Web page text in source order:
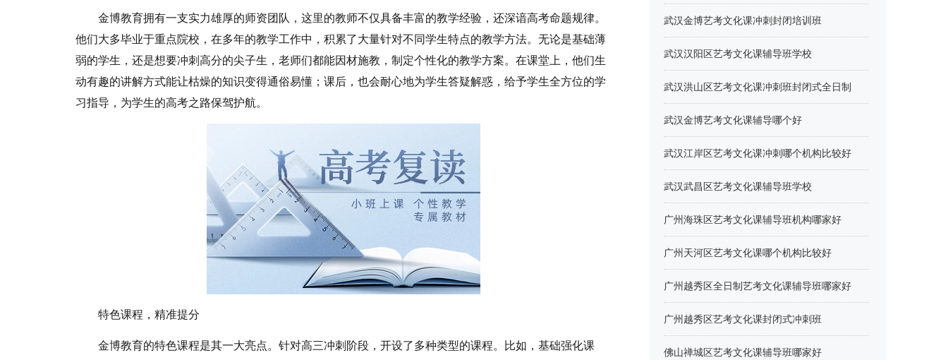
金博教育拥有一支实力雄厚的师资团队，这里的教师不仅具备丰富的教学经验，还深谙高考命题规律。
他们大多毕业于重点院校，在多年的教学工作中，积累了大量针对不同学生特点的教学方法。无论是基础薄
弱的学生，还是想要冲刺高分的尖子生，老师们都能因材施教，制定个性化的教学方案。在课堂上，他们生
动有趣的讲解方式能让枯燥的知识变得通俗易懂；课后，也会耐心地为学生答疑解惑，给予学生全方位的学
习指导，为学生的高考之路保驾护航。
特色课程，精准提分
金博教育的特色课程是其一大亮点。针对高三冲刺阶段，开设了多种类型的课程。比如，基础强化课
武汉金博艺考文化课冲刺封闭培训班
武汉汉阳区艺考文化课辅导班学校
武汉洪山区艺考文化课冲刺班封闭式全日制
武汉金博艺考文化课辅导哪个好
武汉江岸区艺考文化课冲刺哪个机构比较好
武汉武昌区艺考文化课辅导班学校
广州海珠区艺考文化课辅导班机构哪家好
广州天河区艺考文化课哪个机构比较好
广州越秀区全日制艺考文化课辅导班哪家好
广州越秀区艺考文化课封闭式冲刺班
佛山禅城区艺考文化课辅导班哪家好